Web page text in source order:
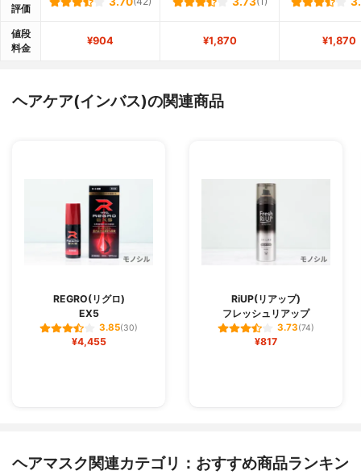
評価
値段
料金
¥904 ¥1,870 ¥1,870
ヘアケア(インバス)の関連商品
REGRO(リグロ)
EX5
3.85(30)
¥4,455
RiUP(リアップ)
フレッシュリアップ
3.73(74)
¥817
ヘアマスク関連カテゴリ：おすすめ商品ランキン